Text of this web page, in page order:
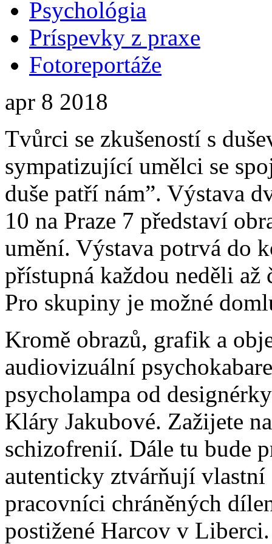
Psychológia
Príspevky z praxe
Fotoreportáže
apr 8 2018
Tvůrci se zkušeností s
sympatizující umělci se
duše patří nám”. Výstava
10 na Praze 7 představí
umění. Výstava potrvá do
přístupná každou neděli
Pro skupiny je možné
Kromě obrazů, grafik a
audiovizuální
psycholampa od
Kláry Jakubové. Zažijete
schizofrenií. Dále tu bude
autenticky ztvárňují
pracovníci chráněných
postižené Harcov v Liberci.